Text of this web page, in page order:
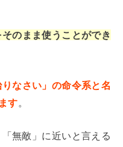
のまま使うことができ
なさい」の命令系と名
す。
無敵」に近いと言える